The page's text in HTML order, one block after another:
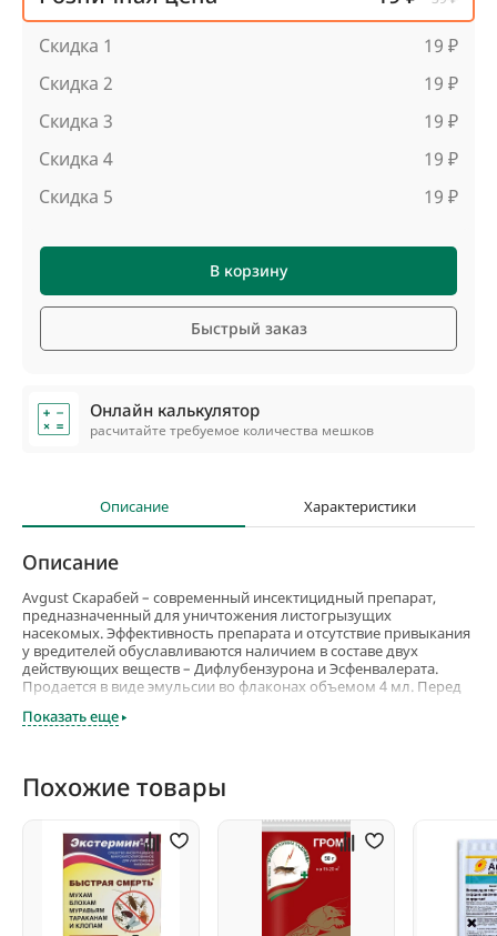
Скидка 1
19 ₽
Скидка 2
19 ₽
Скидка 3
19 ₽
Скидка 4
19 ₽
Скидка 5
19 ₽
В корзину
Быстрый заказ
Онлайн калькулятор
расчитайте требуемое количества мешков
Описание Характеристики
Описание
Avgust Скарабей – современный инсектицидный препарат,
предназначенный для уничтожения листогрызущих
насекомых. Эффективность препарата и отсутствие привыкания
у вредителей обуславливаются наличием в составе двух
действующих веществ – Дифлубензурона и Эсфенвалерата.
Продается в виде эмульсии во флаконах объемом 4 мл. Перед
сохраняет эффективность при высоких температурах воздуха.
картофеля – от колорадского жука.
Показать еще
Похожие товары